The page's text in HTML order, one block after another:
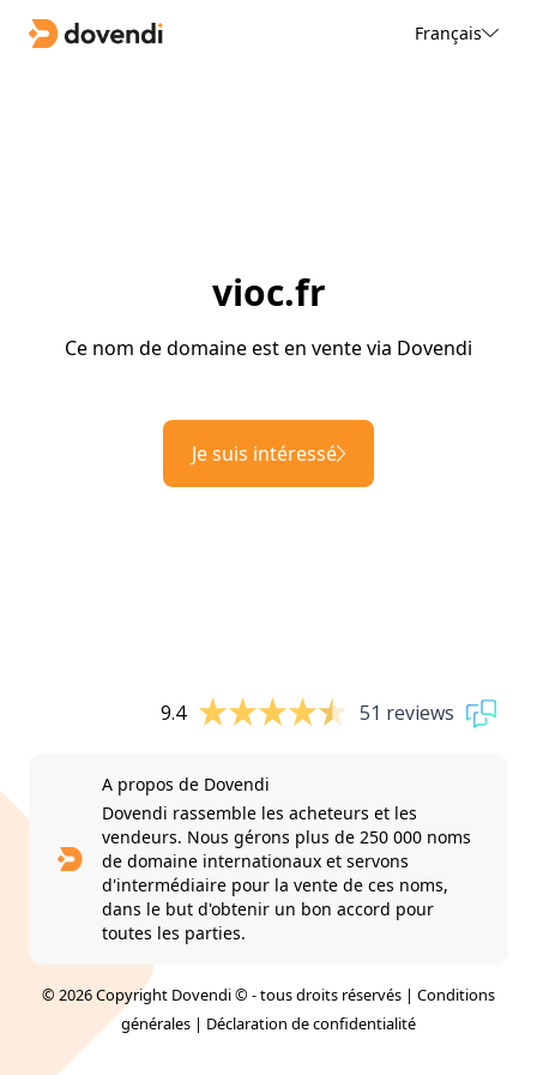
Français
vioc.fr
Ce nom de domaine est en vente via Dovendi
Je suis intéressé
9.4 51 reviews
A propos de Dovendi
Dovendi rassemble les acheteurs et les
vendeurs. Nous gérons plus de 250 000 noms
de domaine internationaux et servons
d'intermédiaire pour la vente de ces noms,
dans le but d'obtenir un bon accord pour
toutes les parties.
© 2026 Copyright Dovendi © - tous droits réservés | Conditions
générales | Déclaration de confidentialité